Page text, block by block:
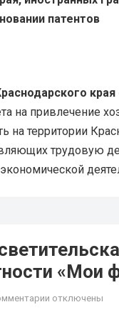
патентов
на привлечение
территории
трудовую
«Мои
отключены